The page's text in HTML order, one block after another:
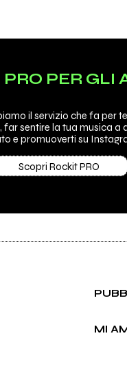
PER GLI
il servizio che fa per
far sentire la tua musica a
e promuoverti su
Scopri Rockit PRO
MI